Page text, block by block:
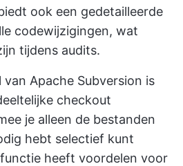
ook een gedetailleerde
codewijzigingen, wat
tijdens audits.
Apache Subversion is
checkout
je alleen de bestanden
hebt selectief kunt
heeft voordelen voor